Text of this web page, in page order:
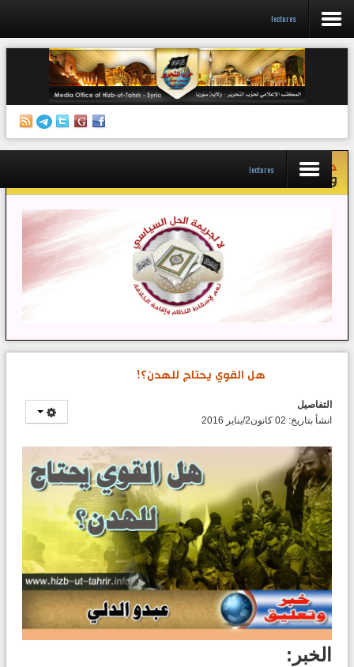
الرئيسية
إصدارات
أنشطة وفعاليات
تواصل معنا
إذاعة المكتب/ سوريا
قناتنا على تيليغرام
lectures
حملةلا لجريمة الحل السياسي نعم لإسقاط النظام
وإقامة الخلافة
هل القوي يحتاج للهدن؟!
التفاصيل
انشأ بتاريخ: 02 كانون2/يناير 2016
الخبر:
lectures